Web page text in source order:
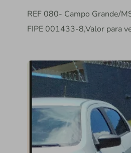
REF 080- Campo Grande/
FIPE 001433-8,Valor para